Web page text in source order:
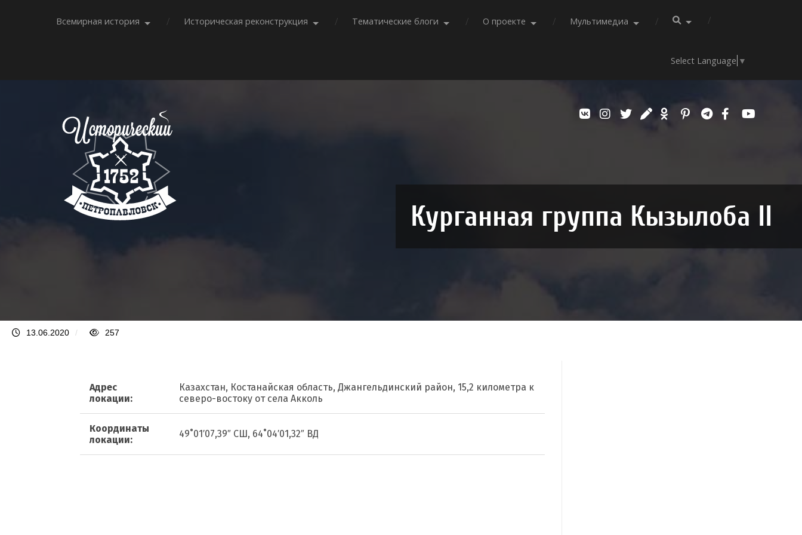
Всемирная история Историческая реконструкция Тематические блоги О проекте Мультимедиа
Select Language ▼
Курганная группа Кызылоба II
13.06.2020 / 257
Адрес
локации:
Казахстан, Костанайская область, Джангельдинский район, 15,2 километра к
северо-востоку от села Акколь
Координаты
локации:
49˚01′07,39″ СШ, 64˚04′01,32″ ВД